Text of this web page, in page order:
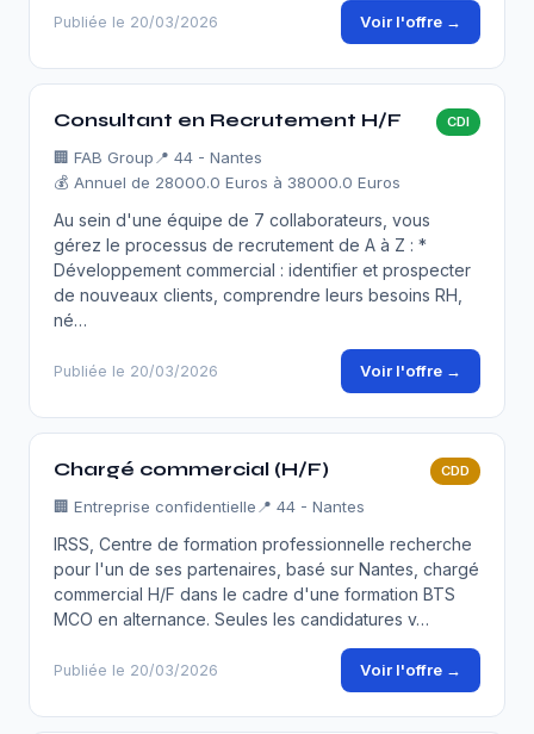
Publiée le 20/03/2026 Voir l'offre →
Consultant en Recrutement H/F CDI
🏢 FAB Group 📍 44 - Nantes
💰 Annuel de 28000.0 Euros à 38000.0 Euros
Au sein d'une équipe de 7 collaborateurs, vous
gérez le processus de recrutement de A à Z : *
Développement commercial : identifier et prospecter
de nouveaux clients, comprendre leurs besoins RH,
né…
Publiée le 20/03/2026 Voir l'offre →
Chargé commercial (H/F) CDD
🏢 Entreprise confidentielle 📍 44 - Nantes
IRSS, Centre de formation professionnelle recherche
pour l'un de ses partenaires, basé sur Nantes, chargé
commercial H/F dans le cadre d'une formation BTS
MCO en alternance. Seules les candidatures v…
Publiée le 20/03/2026 Voir l'offre →